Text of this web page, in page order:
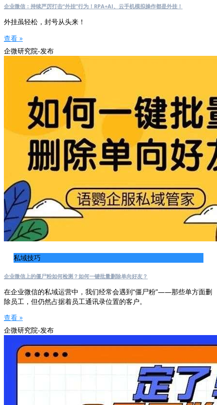
企业微信：持续严厉打击“外挂”行为！RPA+AI、云手机模拟操作都是外挂！
外挂虽轻松，封号从头来！
查看 »
企微研究院-发布
私域技巧
企业微信上的僵尸粉如何检测？如何一键批量删除单向好友？
在企业微信的私域运营中，我们经常会遇到“僵尸粉”——那些单方面删
除员工，但仍然占据着员工通讯录位置的客户。
查看 »
企微研究院-发布